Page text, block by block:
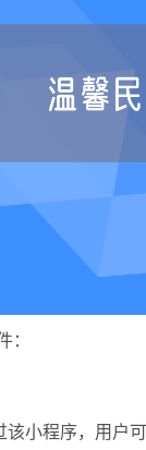
：
小程序，用户